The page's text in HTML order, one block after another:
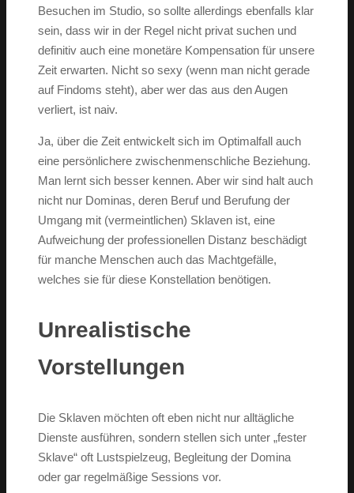
Besuchen im Studio, so sollte allerdings ebenfalls klar
sein, dass wir in der Regel nicht privat suchen und
definitiv auch eine monetäre Kompensation für unsere
Zeit erwarten. Nicht so sexy (wenn man nicht gerade
auf Findoms steht), aber wer das aus den Augen
verliert, ist naiv.
Ja, über die Zeit entwickelt sich im Optimalfall auch
eine persönlichere zwischenmenschliche Beziehung.
Man lernt sich besser kennen. Aber wir sind halt auch
nicht nur Dominas, deren Beruf und Berufung der
Umgang mit (vermeintlichen) Sklaven ist, eine
Aufweichung der professionellen Distanz beschädigt
für manche Menschen auch das Machtgefälle,
welches sie für diese Konstellation benötigen.
Unrealistische
Vorstellungen
Die Sklaven möchten oft eben nicht nur alltägliche
Dienste ausführen, sondern stellen sich unter „fester
Sklave“ oft Lustspielzeug, Begleitung der Domina
oder gar regelmäßige Sessions vor.